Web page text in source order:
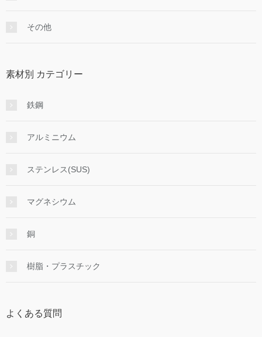
その他
素材別 カテゴリー
鉄鋼
アルミニウム
ステンレス(SUS)
マグネシウム
銅
樹脂・プラスチック
よくある質問